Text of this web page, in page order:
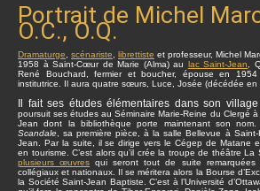
Portrait de Michel
O.C., O.Q.
Dramaturge scénariste librettiste et professeur, Michel
1958 à Saint-Cœur de Marie (Alma) au lac Saint-Jean
,
René Bouchard, fermier et boucher, épouse en 1954
institutrice. Il aura quatre sœurs, Luce, Josée (décédée en
Il fait ses études élémentaires dans son village
poursuit ses études au Séminaire Marie-Reine du Clergé
Jean dont la bibliothèque porte maintenant son
Scandale , sa première pièce, à la salle Bellevue à
Jean. Par la suite, il se dirige vers le Cégep de Matane
en tourisme. C’est alors qu’il crée la troupe de théâtre La
plusieurs œuvres qui seront tout de suite remarquées
collégiaux et nationaux. Il se méritera alors la Bourse
la Société Saint-Jean Baptiste. C’est à l’Université